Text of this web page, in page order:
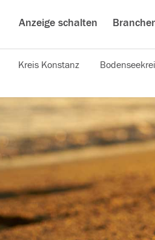
Anzeige schalten
Kreis Konstanz